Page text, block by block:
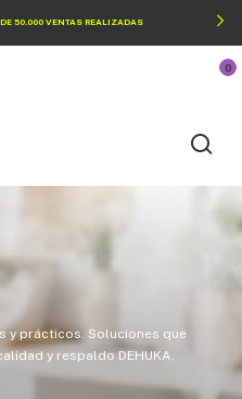
50.000 VENTAS REALIZADAS
0
y prácticos. Soluciones que
y respaldo DEHUKA.